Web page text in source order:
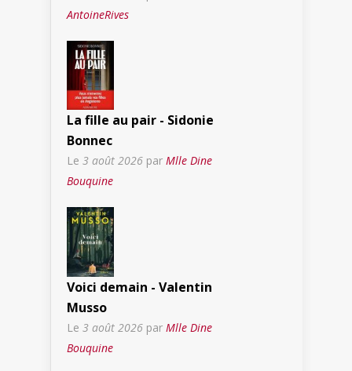
AntoineRives
La fille au pair - Sidonie
Bonnec
Le 3 août 2026 par Mlle Dine
Bouquine
Voici demain - Valentin
Musso
Le 3 août 2026 par Mlle Dine
Bouquine